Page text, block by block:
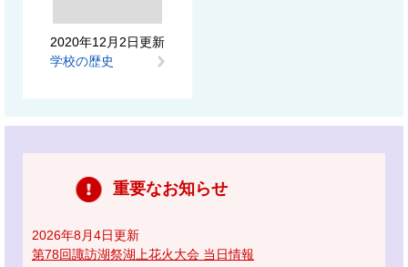
2020年12月2日更新
学校の歴史
重要なお知らせ
2026年8月4日更新
第78回諏訪湖祭湖上花火大会 当日情報